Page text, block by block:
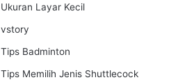
Ukuran Layar Kecil
vstory
Tips Badminton
Tips Memilih Jenis Shuttlecock